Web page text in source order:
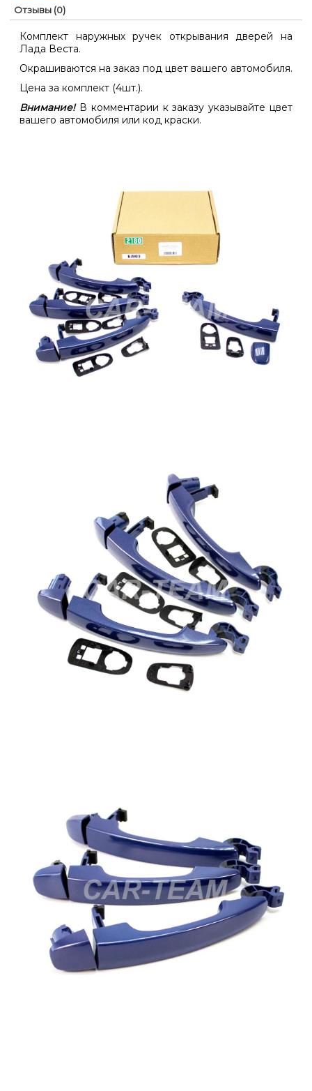
Отзывы (0)
Комплект наружных ручек открывания дверей на
Лада Веста.
Окрашиваются на заказ под цвет вашего автомобиля.
Цена за комплект (4шт.).
Внимание!В комментарии к заказу указывайте цвет
вашего автомобиля или код краски.